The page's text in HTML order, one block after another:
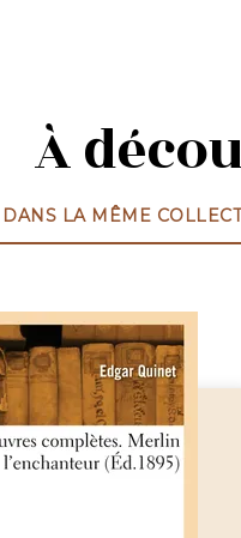
À
DANS LA MÊME